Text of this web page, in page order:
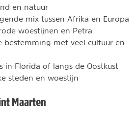
en natuur
mix tussen Afrika en Europa
woestijnen en Petra
bestemming met veel cultuur en
in Florida of langs de Oostkust
steden en woestijn
Maarten